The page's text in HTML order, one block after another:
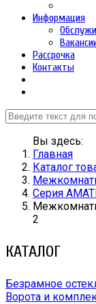
Информация
Рассрочка
Контакты
Вы здесь:
Главная
Каталог
Серия
2
КАТАЛОГ
Безрамное
Ворота и